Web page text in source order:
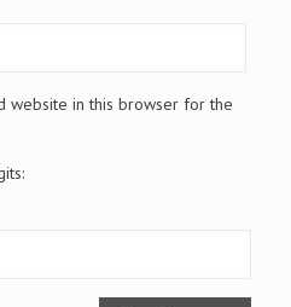
website in this browser for the